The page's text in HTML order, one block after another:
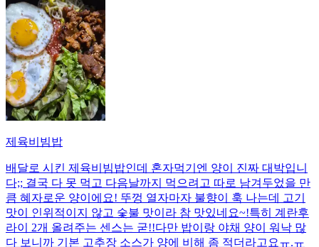
제육비빔밥
배달로 시킨 제육비빔밥인데 혼자먹기엔 양이 진짜 대박입니
다;; 결국 다 못 먹고 다음날까지 먹으려고 따로 남겨두었을 만
큼 혜자로운 양이에요! 뚜껑 열자마자 불향이 훅 나는데 고기
맛이 인위적이지 않고 숯불 맛이라 참 맛있네요~!특히 계란후
라이 2개 올려주는 센스는 굳!! ​다만 밥이랑 야채 양이 워낙 많
다 보니까 기본 고추장 소스가 양에 비해 좀 적더라고요ㅠ.ㅠ